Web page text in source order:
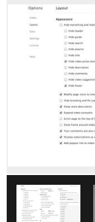
осъществява
достъп
данните
някои
сайтове.